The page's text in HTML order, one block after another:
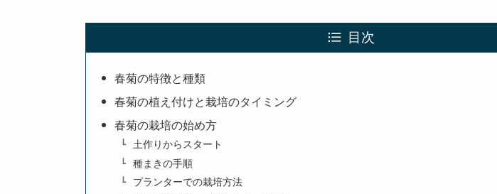
目次
春菊の特徴と種類
春菊の植え付けと栽培のタイミング
春菊の栽培の始め方
土作りからスタート
種まきの手順
プランターでの栽培方法